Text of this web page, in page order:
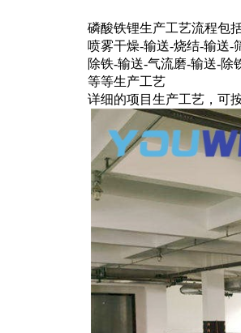
磷酸铁锂生产工艺流程包
喷雾干燥-输送-烧结-输送-
除铁-输送-气流磨-输送-除
等等生产工艺
详细的项目生产工艺，可